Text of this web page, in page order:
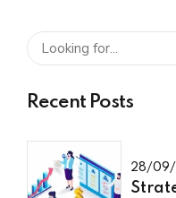
Recent Posts
28/